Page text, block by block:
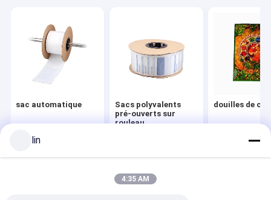
Sac poly Bopp
SAC D'EN-TÊTE D'OPP
Sacs en polyesters laminés
Tenez le sac de tirette
Sac de fond plat
sac automatique
Sacs polyvalents
pré-ouverts sur
rouleau
douilles de
Aperçu Au sujet de nous
Desktop Site
Politique en matière de protection de
la vie privée
lin
4:35 AM